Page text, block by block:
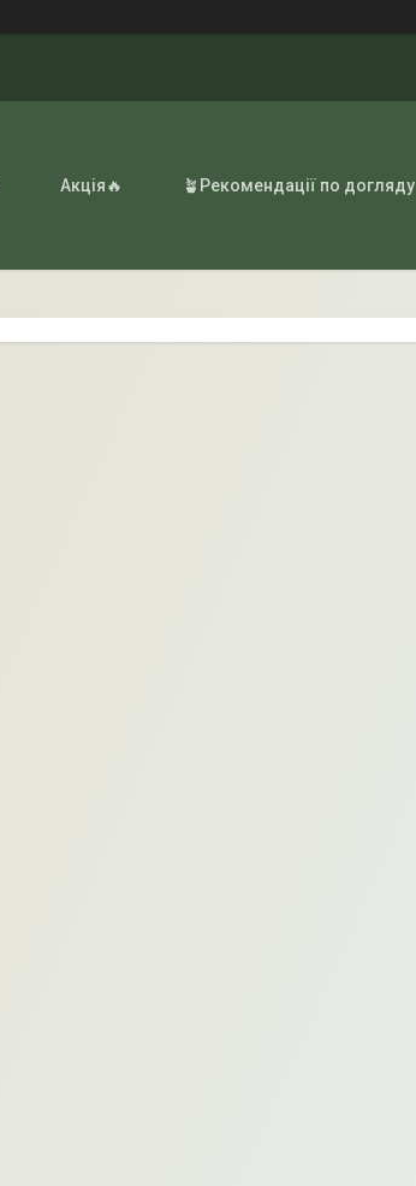
Акція🔥 🪴Рекомендації по догляду